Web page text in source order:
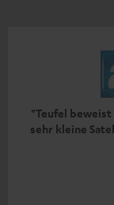
"Teufel
sehr kleine